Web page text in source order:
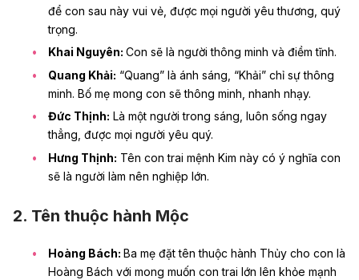
để con sau này vui vẻ, được mọi người yêu thương, quý
trọng.
Khai Nguyên: Con sẽ là người thông minh và điềm tĩnh.
Quang Khải: “Quang” là ánh sáng, “Khải” chỉ sự thông
minh. Bố mẹ mong con sẽ thông minh, nhanh nhạy.
Đức Thịnh: Là một người trong sáng, luôn sống ngay
thẳng, được mọi người yêu quý.
Hưng Thịnh: Tên con trai mệnh Kim này có ý nghĩa con
sẽ là người làm nên nghiệp lớn.
2. Tên thuộc hành Mộc
Hoàng Bách: Ba mẹ đặt tên thuộc hành Thủy cho con là
Hoàng Bách với mong muốn con trai lớn lên khỏe mạnh